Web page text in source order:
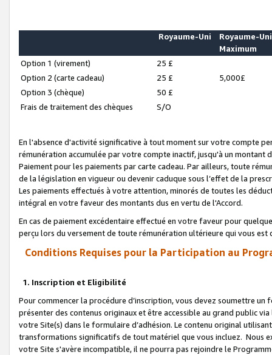
Royaume-Uni
Royaume-Uni
Maximum
Option 1 (virement)
25 £
Option 2 (carte cadeau)
25 £
5,000£
Option 3 (chèque)
50 £
Frais de traitement des chèques
S/O
En l'absence d'activité significative à tout moment sur votre compte
rémunération accumulée par votre compte inactif, jusqu'à un montant
Paiement pour les paiements par carte cadeau. Par ailleurs, toute
de la législation en vigueur ou devenir caduque sous l’effet de la
Les paiements effectués à votre attention, minorés de toutes les
intégral en votre faveur des montants dus en vertu de l'Accord.
En cas de paiement excédentaire effectué en votre faveur pour
perçu lors du versement de toute rémunération ultérieure qui vous est
Conditions Requises pour la Participation au
1. Inscription et Eligibilité
Pour commencer la procédure d’inscription, vous devez soumettre
présenter des contenus originaux et être accessible au grand public
votre Site(s) dans le formulaire d’adhésion. Le contenu original
transformations significatifs de tout matériel que vous incluez. Nous
votre Site s'avère incompatible, il ne pourra pas rejoindre le